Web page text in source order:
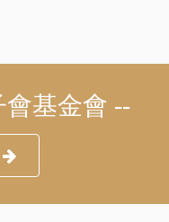
基金會 --